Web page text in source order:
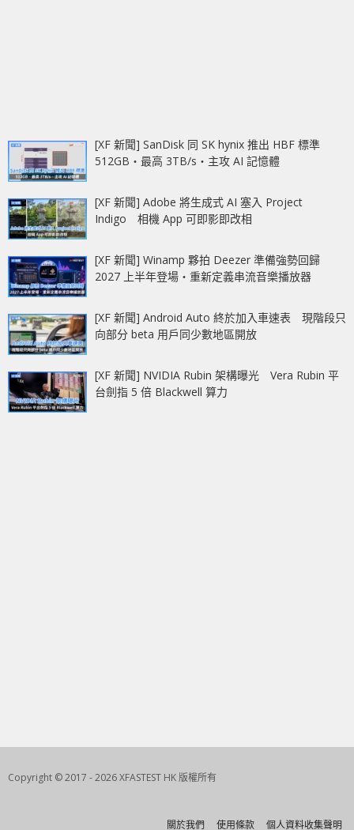
[XF 新聞] SanDisk 同 SK hynix 推出 HBF 標準
512GB‧最高 3TB/s‧主攻 AI 記憶體
[XF 新聞] Adobe 將生成式 AI 塞入 Project
Indigo 相機 App 可即影即改相
[XF 新聞] Winamp 夥拍 Deezer 準備強勢回歸
2027 上半年登場‧重新定義串流音樂播放器
[XF 新聞] Android Auto 終於加入車速表 現階段只
向部分 beta 用戶同少數地區開放
[XF 新聞] NVIDIA Rubin 架構曝光 Vera Rubin 平
台劍指 5 倍 Blackwell 算力
Copyright © 2017 - 2026 XFASTEST HK 版權所有
關於我們 使用條款 個人資料收集聲明